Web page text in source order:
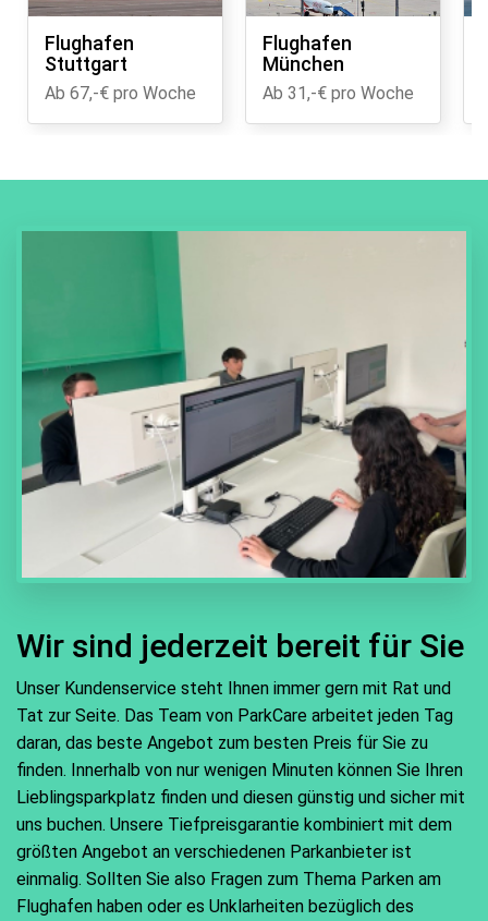
Flughafen
Stuttgart
Ab 67,-€ pro Woche
Flughafen
München
Ab 31,-€ pro Woche
Wir sind jederzeit bereit für Sie
Unser Kundenservice steht Ihnen immer gern mit Rat und
Tat zur Seite. Das Team von ParkCare arbeitet jeden Tag
daran, das beste Angebot zum besten Preis für Sie zu
finden. Innerhalb von nur wenigen Minuten können Sie Ihren
Lieblingsparkplatz finden und diesen günstig und sicher mit
uns buchen. Unsere Tiefpreisgarantie kombiniert mit dem
größten Angebot an verschiedenen Parkanbieter ist
einmalig. Sollten Sie also Fragen zum Thema Parken am
Flughafen haben oder es Unklarheiten bezüglich des